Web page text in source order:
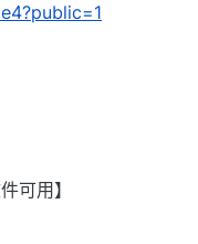
可用】